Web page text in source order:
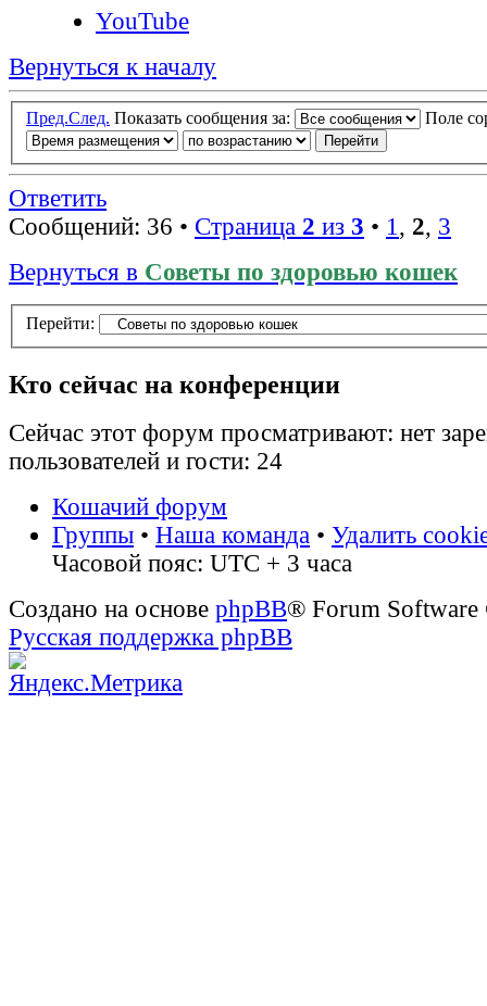
YouTube
Вернуться к началу
Пред.След. Показать сообщения за: Поле
Ответить
Сообщений: 36 • Страница 2 из 3 • 1, 2, 3
Вернуться в Советы по здоровью кошек
Перейти:
Кто сейчас на конференции
Сейчас этот форум просматривают: нет
пользователей и гости: 24
Кошачий форум
Группы • Наша команда • Удалить
Часовой пояс: UTC + 3 часа
Создано на основе phpBB® Forum
Русская поддержка phpBB